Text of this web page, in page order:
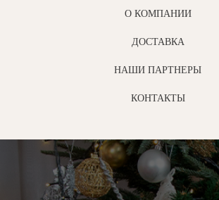
О КОМПАНИИ
ДОСТАВКА
НАШИ ПАРТНЕРЫ
КОНТАКТЫ